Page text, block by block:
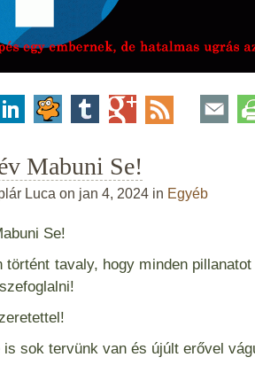
Mabuni Se!
Luca on jan 4, 2024 in Egyéb
Se!
történt tavaly, hogy minden
is sok tervünk van és újúlt erővel